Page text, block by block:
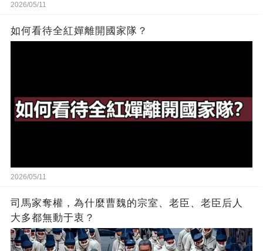
2026/05/11
如何看待全紅嬋離開國家隊？
2026/05/11
司馬家奪權，為什麼曹魏的宗室、老臣、老臣后人
大多都無動于衷？